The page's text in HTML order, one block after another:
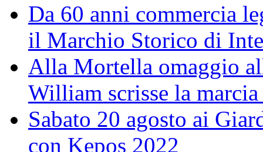
Da 60 anni commercia
il Marchio Storico di
Alla Mortella omaggio
William scrisse la
Sabato 20 agosto ai
con Kepos 2022